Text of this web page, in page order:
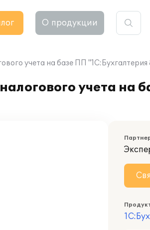
О продукции
учета на базе ПП
учета на